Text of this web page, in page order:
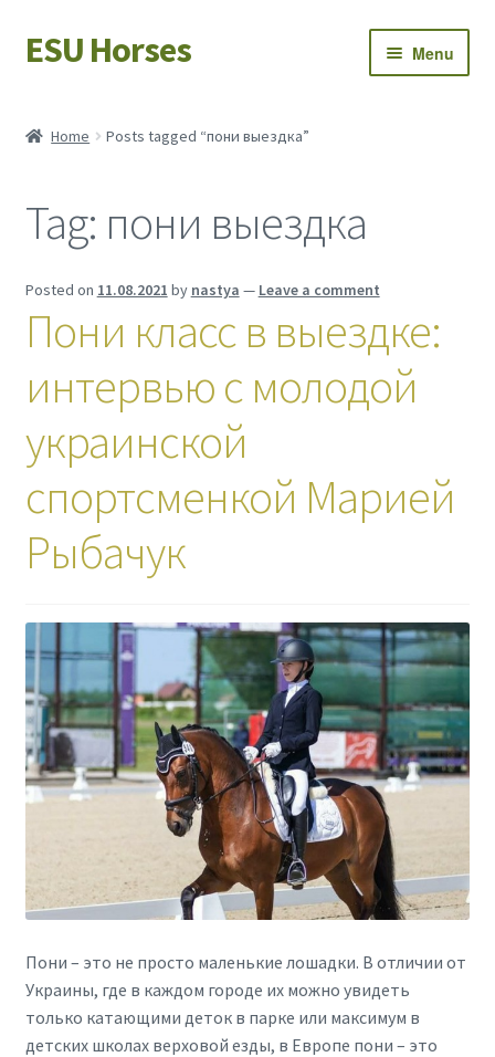
Skip
to
Skip
to
ESU Horses Menu
Save Horses
My account
Home Posts tagged “пони выездка”
Tag: пони выездка
Posted on 11.08.2021 by nastya — Leave a comment
Пони класс в выездке:
интервью с молодой
украинской
спортсменкой Марией
Рыбачук
Пони – это не просто маленькие лошадки. В отличии от
Украины, где в каждом городе их можно увидеть
только катающими деток в парке или максимум в
детских школах верховой езды, в Европе пони – это